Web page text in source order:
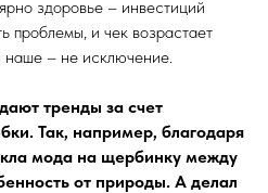
здоровье – инвестиций
проблемы, и чек возрастает
наше – не исключение.
тренды за счет
Так, например, благодаря
мода на щербинку между
от природы. А делал